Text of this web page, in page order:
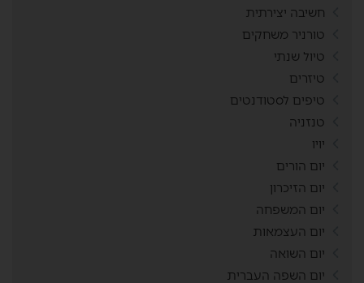
חשיבה יצירתית
טורניר משחקים
טיול שנתי
טיזרים
טיפים לסטודנטים
טנזניה
יויו
יום הורים
יום הזיכרון
יום המשפחה
יום העצמאות
יום השואה
יום השפה העברית